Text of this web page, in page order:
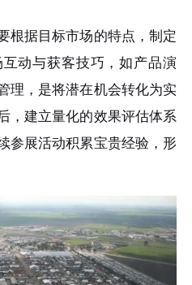
据目标市场的特点，制定
动与获客技巧，如产品演
理，是将潜在机会转化为实
，建立量化的效果评估体系
参展活动积累宝贵经验，形